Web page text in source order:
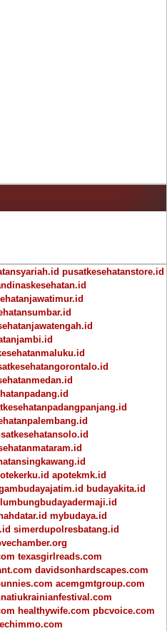
pusatkesehatanstore.id
apotekmk.id
budayakita.id
lumbungbudayadermaji.id
mybudaya.id
simerdupolresbatang.id
texasgirlreads.com
davidsonhardscapes.com
acemgmtgroup.com
healthywife.com pbcvoice.com